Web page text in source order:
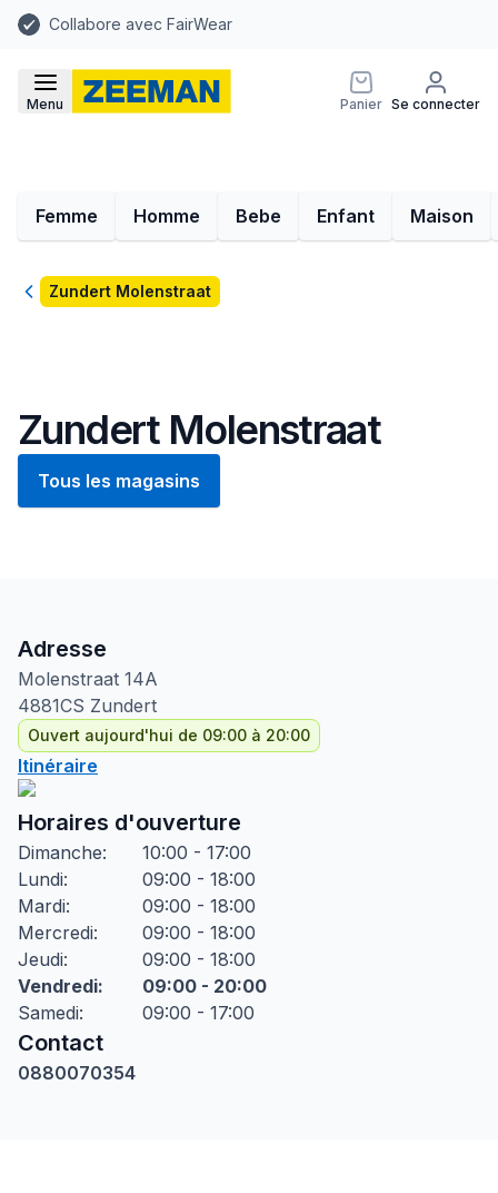
Collabore avec FairWear
Menu Panier Se connecter
Femme Homme Bebe Enfant Maison
RetourZundert Molenstraat
Zundert Molenstraat
Tous les magasins
Adresse
Molenstraat 14A
4881CS Zundert
Ouvert aujourd'hui de 09:00 à 20:00
Itinéraire
Horaires d'ouverture
Dimanche:
10:00 - 17:00
Lundi:
09:00 - 18:00
Mardi:
09:00 - 18:00
Mercredi:
09:00 - 18:00
Jeudi:
09:00 - 18:00
Vendredi:
09:00 - 20:00
Samedi: 09:00 - 17:00
Contact
0880070354